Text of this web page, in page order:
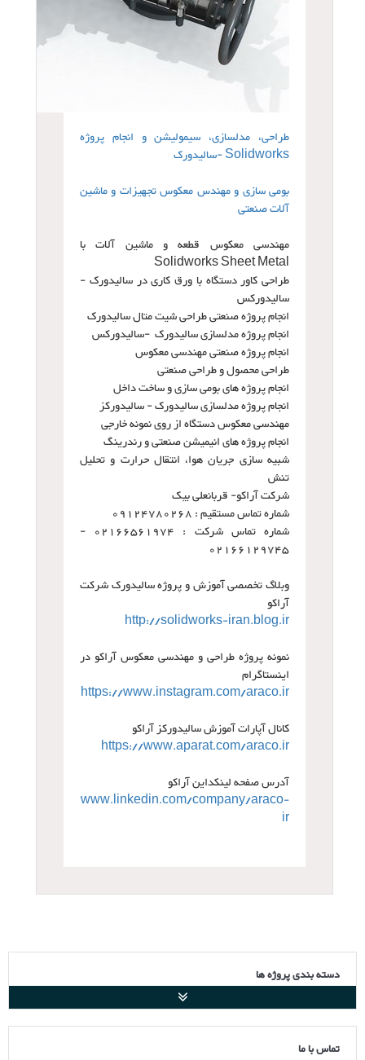
طراحی، مدلسازی، سیمولیشن و انجام پروژه
Solidworks -سالیدورک
بومی سازی و مهندس معکوس تجهیزات و ماشین
آلات صنعتی
مهندسی معکوس قطعه و ماشین آلات با
Solidworks Sheet Metal
طراحی کاور دستگاه با ورق کاری در سالیدورک -
سالیدورکس
انجام پروژه صنعتی طراحی شیت متال سالیدورک
انجام پروژه مدلسازی سالیدورک -سالیدورکس
انجام پروژه صنعتی مهندسی معکوس
طراحی محصول و طراحی صنعتی
انجام پروژه های بومی سازی و ساخت داخل
انجام پروژه مدلسازی سالیدورک - سالیدورکز
مهندسی معکوس دستگاه از روی نمونه خارجی
انجام پروژه های انیمیشن صنعتی و رندرینگ
شبیه سازی جریان هوا، انتقال حرارت و تحلیل
تنش
شرکت آراکو- قربانعلی بیک
شماره تماس مستقیم : 09124780268
شماره تماس شرکت : 02166561974 -
02166129745
وبلاگ تخصصی آموزش و پروژه سالیدورک شرکت
آراکو
http://solidworks-iran.blog.ir
نمونه پروژه طراحی و مهندسی معکوس آراکو در
اینستاگرام
https://www.instagram.com/araco.ir
کانال آپارات آموزش سالیدورکز آراکو
https://www.aparat.com/araco.ir
آدرس صفحه لینکداین آراکو
https://www.linkedin.com/company/araco-
ir
دسته بندی پروژه ها
تماس با ما